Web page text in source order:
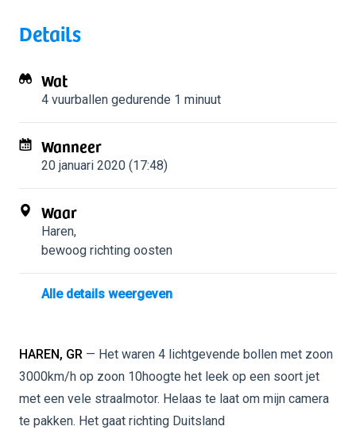
Details
Wat
4 vuurballen gedurende 1 minuut
Wanneer
20 januari 2020 (17:48)
Waar
Haren,
bewoog richting oosten
Alle details weergeven
HAREN, GR — Het waren 4 lichtgevende bollen met zoon
3000km/h op zoon 10hoogte het leek op een soort jet
met een vele straalmotor. Helaas te laat om mijn camera
te pakken. Het gaat richting Duitsland